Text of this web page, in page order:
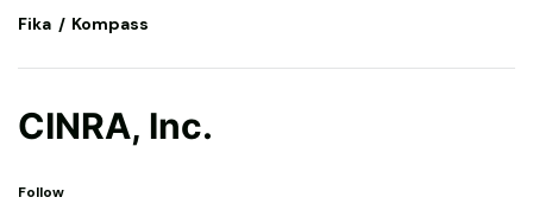
Fika Kompass
CINRA, Inc.
Follow